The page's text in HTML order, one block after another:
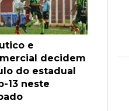
e
decidem
do estadual
13 neste